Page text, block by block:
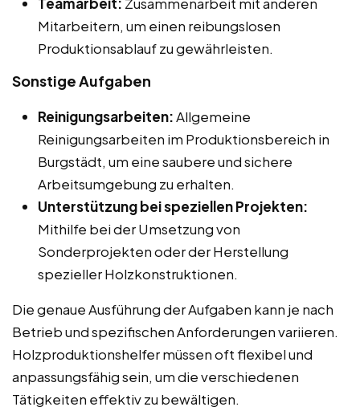
Mitarbeitern, um einen reibungslosen
Produktionsablauf zu gewährleisten.
Sonstige Aufgaben
Reinigungsarbeiten:Allgemeine
Reinigungsarbeiten im Produktionsbereich in
Burgstädt, um eine saubere und sichere
Arbeitsumgebung zu erhalten.
Unterstützung bei speziellen Projekten:
Mithilfe bei der Umsetzung von
Sonderprojekten oder der Herstellung
spezieller Holzkonstruktionen.
Die genaue Ausführung der Aufgaben kann je nach
Betrieb und spezifischen Anforderungen variieren.
Holzproduktionshelfer müssen oft flexibel und
anpassungsfähig sein, um die verschiedenen
Tätigkeiten effektiv zu bewältigen.